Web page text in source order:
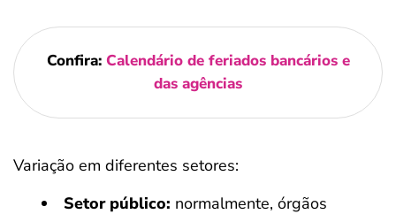
Confira: Calendário de feriados bancários e
das agências
Variação em diferentes setores:
Setor público: normalmente, órgãos